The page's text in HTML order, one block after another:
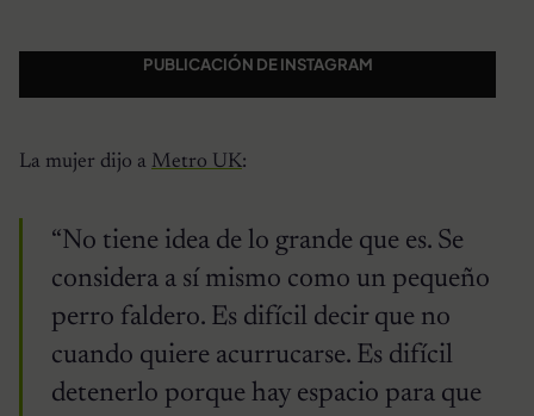
PUBLICACIÓN DE INSTAGRAM
La mujer dijo a Metro UK:
“No tiene idea de lo grande que es. Se
considera a sí mismo como un pequeño
perro faldero. Es difícil decir que no
cuando quiere acurrucarse. Es difícil
detenerlo porque hay espacio para que